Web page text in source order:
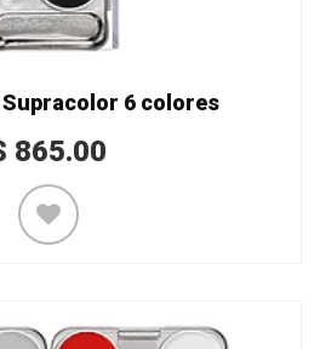
Supracolor 6 colores
865.00